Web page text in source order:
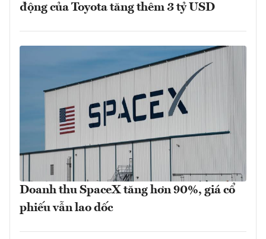
động của Toyota tăng thêm 3 tỷ USD
Doanh thu SpaceX tăng hơn 90%, giá cổ
phiếu vẫn lao dốc